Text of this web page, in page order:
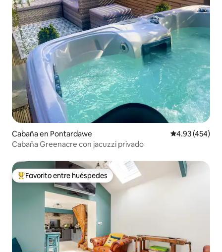
Cabaña en Pontardawe Calificación
4.93 (454)
Cabaña Greenacre con jacuzzi privado
De los mejores en Favorito entre huéspedes
Favorito entre huéspedes